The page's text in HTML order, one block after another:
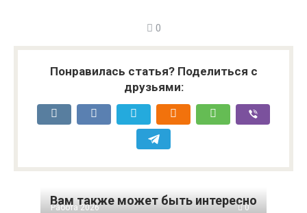
0
Понравилась статья? Поделиться с
друзьями:
Вам также может быть интересно
Работа 2026 0